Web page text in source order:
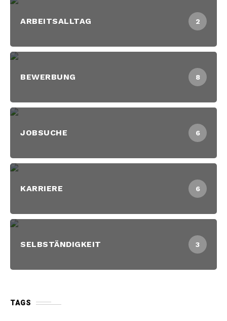
ARBEITSALLTAG 2
BEWERBUNG 8
JOBSUCHE 6
KARRIERE 6
SELBSTÄNDIGKEIT 3
TAGS